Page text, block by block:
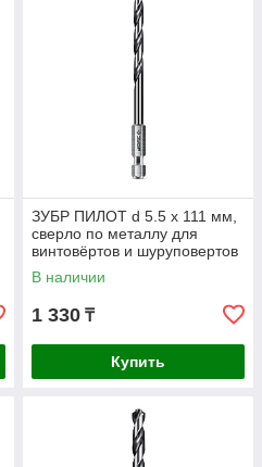
ЗУБР ПИЛОТ d 5.5 х 111 мм,
сверло по металлу для
винтовёртов и шуруповертов
IMPACT READY
Профессионал
В наличии
1 330 ₸
Купить